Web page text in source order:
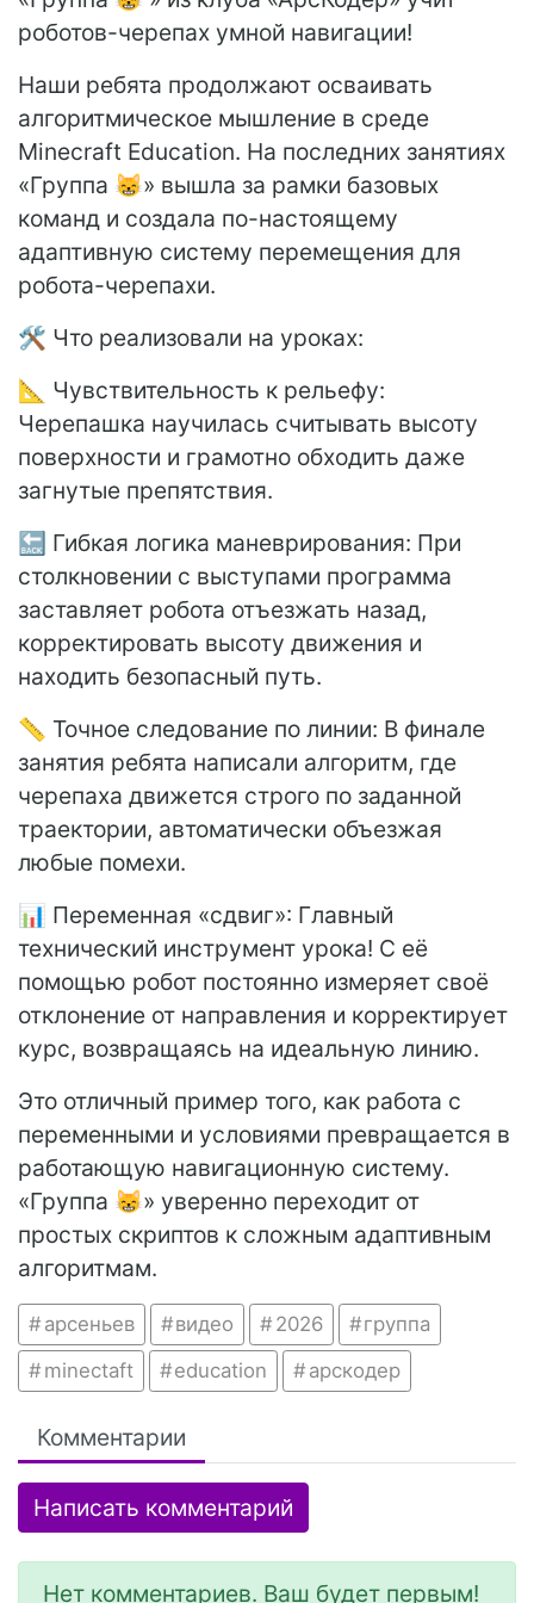
роботов-черепах умной навигации!
Наши ребята продолжают осваивать
алгоритмическое мышление в среде
Minecraft Education. На последних занятиях
«Группа 😸» вышла за рамки базовых
команд и создала по-настоящему
адаптивную систему перемещения для
робота-черепахи.
🛠 Что реализовали на уроках:
📐 Чувствительность к рельефу:
Черепашка научилась считывать высоту
поверхности и грамотно обходить даже
загнутые препятствия.
🔙 Гибкая логика маневрирования: При
столкновении с выступами программа
заставляет робота отъезжать назад,
корректировать высоту движения и
находить безопасный путь.
📏 Точное следование по линии: В финале
занятия ребята написали алгоритм, где
черепаха движется строго по заданной
траектории, автоматически объезжая
любые помехи.
📊 Переменная «сдвиг»: Главный
технический инструмент урока! С её
помощью робот постоянно измеряет своё
отклонение от направления и корректирует
курс, возвращаясь на идеальную линию.
Это отличный пример того, как работа с
переменными и условиями превращается в
работающую навигационную систему.
«Группа 😸» уверенно переходит от
простых скриптов к сложным адаптивным
алгоритмам.
арсеньев видео 2026
группа
minectaft
education арскодер
Комментарии
Написать комментарий
Нет комментариев. Ваш будет первым!